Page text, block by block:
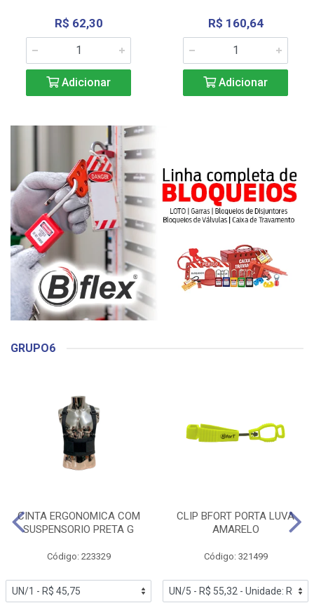
R$ 62,30
Adicionar
R$ 160,64
Adicionar
GRUPO6
CINTA ERGONOMICA COM
SUSPENSORIO PRETA G
Código: 223329
CLIP BFORT PORTA LUVA
AMARELO
Código: 321499